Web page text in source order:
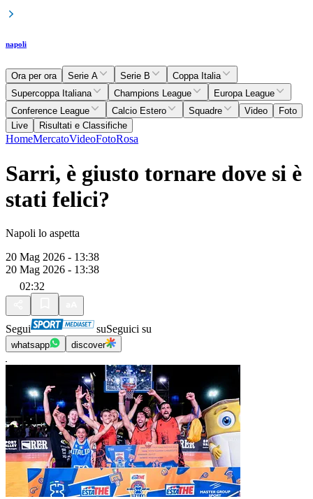
napoli
Ora per ora Serie A Serie B
Coppa Italia
Supercoppa Italiana
Champions League
Europa League
Conference League
Calcio Estero Squadre Video
Foto
Live
Risultati e Classifiche
HomeMercatoVideoFotoRosa
Sarri, è giusto tornare dove si è
stati felici?
Napoli lo aspetta
20 Mag 2026 - 13:38
20 Mag 2026 - 13:38
02:32
Segui suSeguici su
whatsapp discover